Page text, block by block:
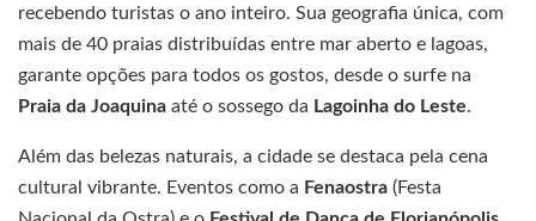
recebendo turistas o ano inteiro. Sua geografia única, com
mais de 40 praias distribuídas entre mar aberto e lagoas,
garante opções para todos os gostos, desde o surfe na
Praia da Joaquina até o sossego da Lagoinha do Leste.
Além das belezas naturais, a cidade se destaca pela cena
cultural vibrante. Eventos como a Fenaostra (Festa